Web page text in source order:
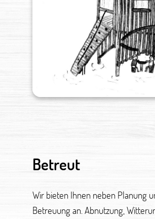
Betreut
Wir bieten Ihnen neben Planung
Betreuung an. Abnutzung,